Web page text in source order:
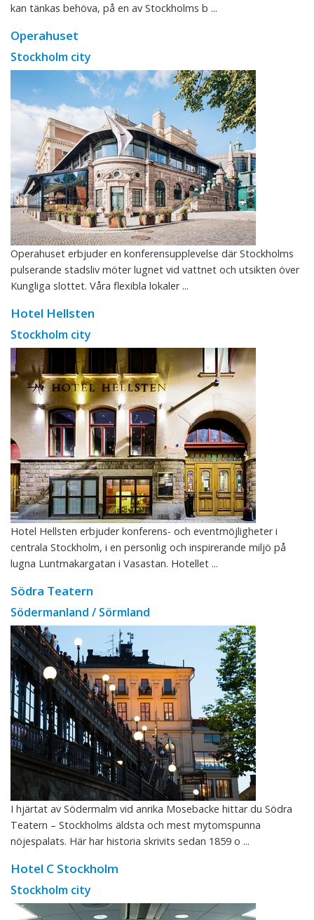
kan tänkas behöva, på en av Stockholms b ...
Operahuset
Stockholm city
Operahuset erbjuder en konferensupplevelse där Stockholms
pulserande stadsliv möter lugnet vid vattnet och utsikten över
Kungliga slottet. Våra flexibla lokaler ...
Hotel Hellsten
Stockholm city
Hotel Hellsten erbjuder konferens- och eventmöjligheter i
centrala Stockholm, i en personlig och inspirerande miljö på
lugna Luntmakargatan i Vasastan. Hotellet ...
Södra Teatern
Södermanland / Sörmland
I hjärtat av Södermalm vid anrika Mosebacke hittar du Södra
Teatern – Stockholms äldsta och mest mytomspunna
nöjespalats. Här har historia skrivits sedan 1859 o ...
Hotel C Stockholm
Stockholm city